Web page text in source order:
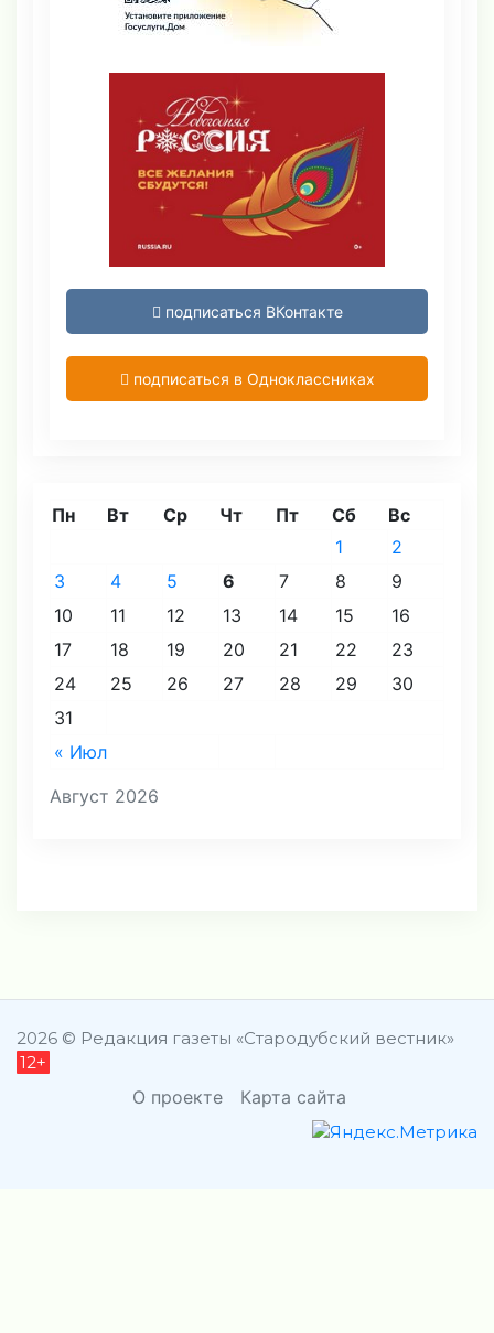
подписаться ВКонтакте
подписаться в Одноклассниках
Август 2026
Пн Вт Ср Чт Пт Сб Вс
« Июл
1
2
3
4 5 6 7 8
9
10
11 12 13 14 15
16
17
18 19 20 21 22
23
24
25 26 27 28 29
30
31
2026 © Редакция газеты «Стародубский вестник»
12+
О проекте Карта сайта